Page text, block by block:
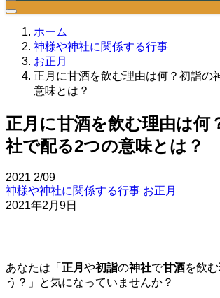
ホーム
神様や神社に関係する行事
お正月
正月に甘酒を飲む理由は何？初詣の
意味とは？
正月に甘酒を飲む理由は何
社で配る2つの意味とは？
2021 2/09
神様や神社に関係する行事 お正月
2021年2月9日
あなたは「 正月 や初詣の神社で甘酒を飲む
う？」と気になっていませんか？